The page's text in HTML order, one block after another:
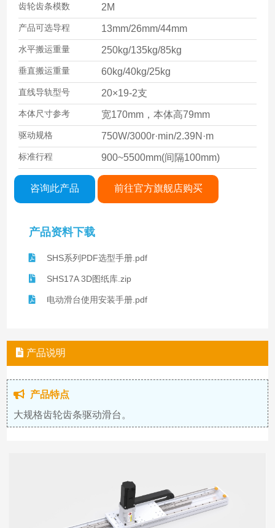
齿轮齿条模数 2M
产品可选导程 13mm/26mm/44mm
水平搬运重量 250kg/135kg/85kg
垂直搬运重量 60kg/40kg/25kg
直线导轨型号 20×19-2支
本体尺寸参考 宽170mm，本体高79mm
驱动规格 750W/3000r·min/2.39N·m
标准行程 900~5500mm(间隔100mm)
咨询此产品 前往官方旗舰店购买
产品资料下载
SHS系列PDF选型手册.pdf
SHS17A 3D图纸库.zip
电动滑台使用安装手册.pdf
产品说明
产品特点
大规格齿轮齿条驱动滑台。